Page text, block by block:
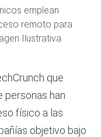
emplean
remoto para
Ilustrativa
que
personas han
físico a las
objetivo bajo